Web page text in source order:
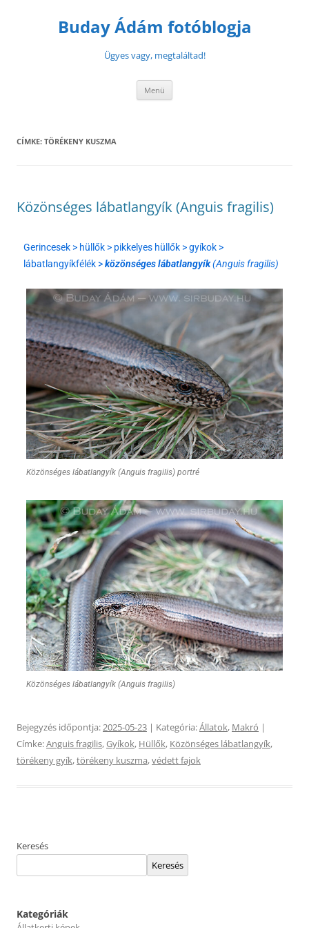
Buday Ádám fotóblogja
Ügyes vagy, megtaláltad!
Menü
CÍMKE: TÖRÉKENY KUSZMA
Közönséges lábatlangyík (Anguis fragilis)
Gerincesek > hüllők > pikkelyes hüllők > gyíkok >
lábatlangyíkfélék >közönséges lábatlangyík(Anguis fragilis)
Közönséges lábatlangyík (Anguis fragilis) portré
Közönséges lábatlangyík (Anguis fragilis)
Bejegyzés időpontja:2025-05-23 | Kategória:Állatok, Makró |
Címke:Anguis fragilis,Gyíkok, Hüllők, Közönséges lábatlangyík,
törékeny gyík,törékeny kuszma,védett fajok
Keresés
Keresés
Kategóriák